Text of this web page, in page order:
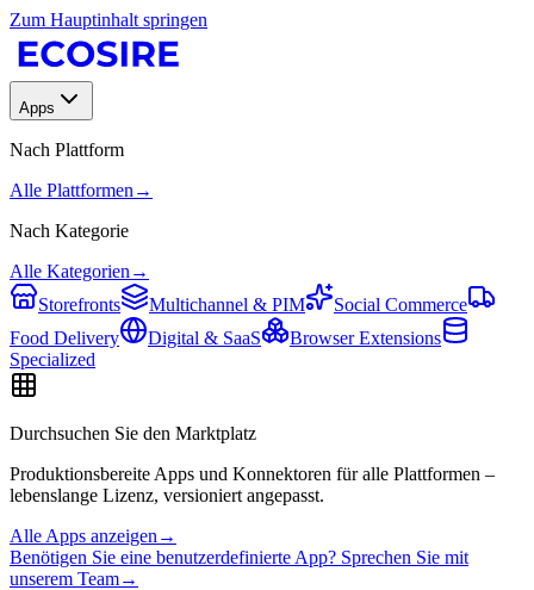
Zum Hauptinhalt springen
Apps
Nach Plattform
Alle Plattformen →
Nach Kategorie
Alle Kategorien →
Storefronts
Multichannel & PIM
Social Commerce
Food Delivery
Digital & SaaS
Browser Extensions
Specialized
Durchsuchen Sie den Marktplatz
Produktionsbereite Apps und Konnektoren für alle Plattformen –
lebenslange Lizenz, versioniert angepasst.
Alle Apps anzeigen →
Benötigen Sie eine benutzerdefinierte App? Sprechen Sie mit
unserem Team→